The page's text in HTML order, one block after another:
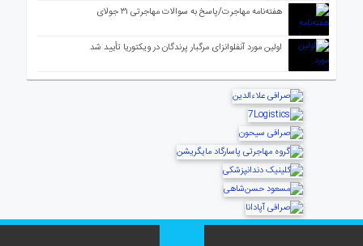
هفته‌نامه مهاجرت/پاسخ به سوالات مهاجرتی ۳۱ جولای
اولین مورد آنفلوانزای مرگبار پرندگان در ویکتوریا تأیید شد